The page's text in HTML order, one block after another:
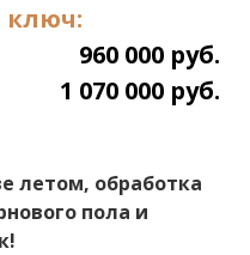
ключ:
960 000 руб.
1 070 000 руб.
летом, обработка
пола и